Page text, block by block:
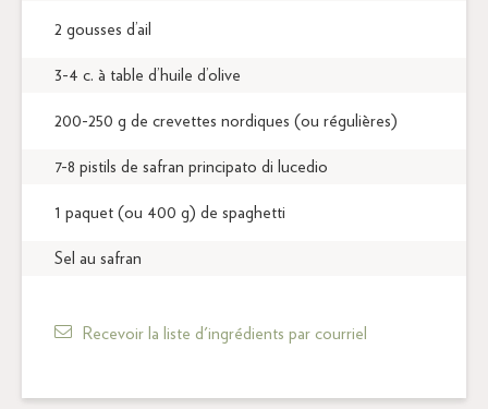
2 gousses d’ail
3-4 c. à table d’huile d’olive
200-250 g de crevettes nordiques (ou régulières)
7-8 pistils de safran principato di lucedio
1 paquet (ou 400 g) de spaghetti
Sel au safran
Recevoir la liste d'ingrédients par courriel